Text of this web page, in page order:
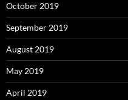
October 2019
September 2019
August 2019
May 2019
April 2019